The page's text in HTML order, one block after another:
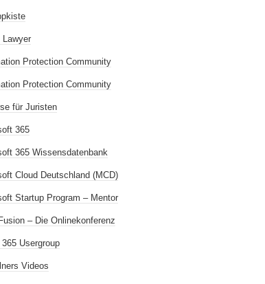
Lawyer
Protection Community
Protection Community
für Juristen
365
365 Wissensdatenbank
Cloud Deutschland (MCD)
Startup Program – Mentor
– Die Onlinekonferenz
Usergroup
Videos